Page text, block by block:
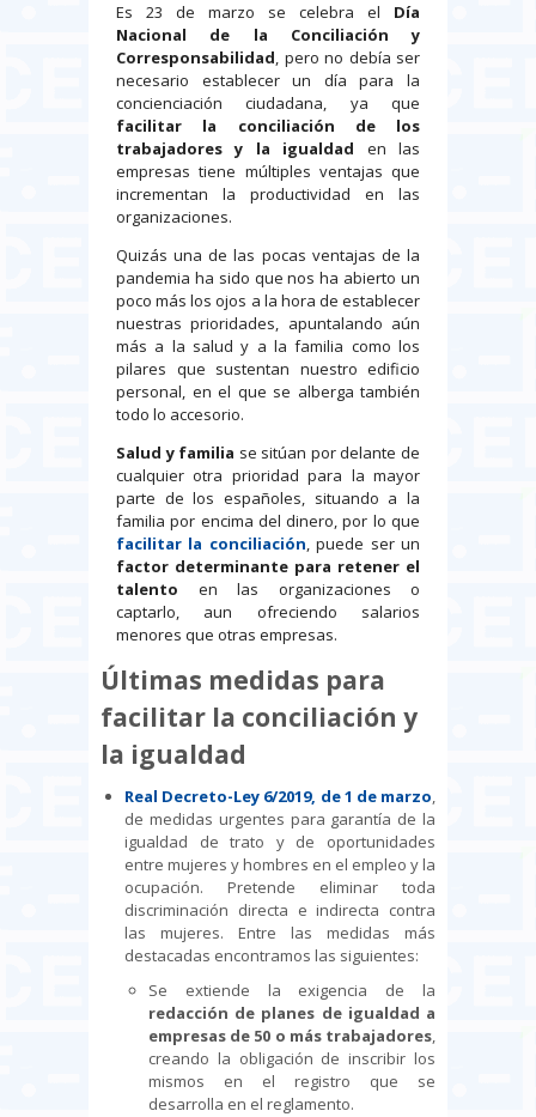
Es 23 de marzo se celebra el Día
Nacional de la Conciliación y
Corresponsabilidad, pero no debía ser
necesario establecer un día para la
concienciación ciudadana, ya que
facilitar la conciliación de los
trabajadores y la igualdad en las
empresas tiene múltiples ventajas que
incrementan la productividad en las
organizaciones.
Quizás una de las pocas ventajas de la
pandemia ha sido que nos ha abierto un
poco más los ojos a la hora de establecer
nuestras prioridades, apuntalando aún
más a la salud y a la familia como los
pilares que sustentan nuestro edificio
personal, en el que se alberga también
todo lo accesorio.
Salud y familia se sitúan por delante de
cualquier otra prioridad para la mayor
parte de los españoles, situando a la
familia por encima del dinero, por lo que
facilitar la conciliación, puede ser un
factor determinante para retener el
talento en las organizaciones o
captarlo, aun ofreciendo salarios
menores que otras empresas.
Últimas medidas para
facilitar la conciliación y
la igualdad
Real Decreto-Ley 6/2019, de 1 de marzo,
de medidas urgentes para garantía de la
igualdad de trato y de oportunidades
entre mujeres y hombres en el empleo y la
ocupación. Pretende eliminar toda
discriminación directa e indirecta contra
las mujeres. Entre las medidas más
destacadas encontramos las siguientes:
Se extiende la exigencia de la
redacción de planes de igualdad a
empresas de 50 o más trabajadores,
creando la obligación de inscribir los
mismos en el registro que se
desarrolla en el reglamento.